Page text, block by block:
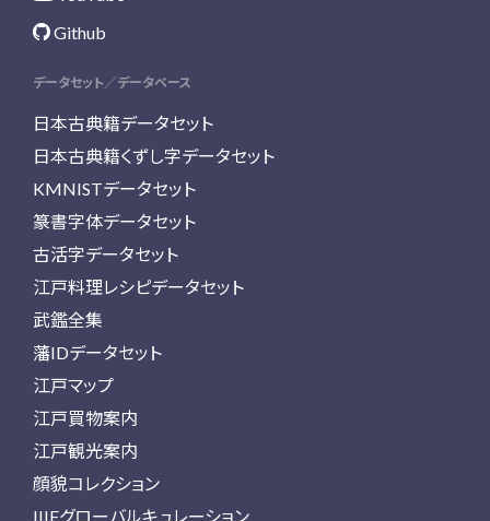
Github
データセット／データベース
日本古典籍データセット
日本古典籍くずし字データセット
KMNISTデータセット
篆書字体データセット
古活字データセット
江戸料理レシピデータセット
武鑑全集
藩IDデータセット
江戸マップ
江戸買物案内
江戸観光案内
顔貌コレクション
IIIFグローバルキュレーション